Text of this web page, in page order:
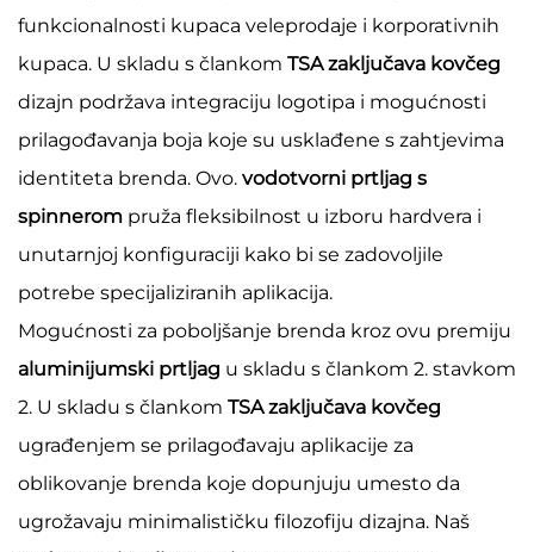
funkcionalnosti kupaca veleprodaje i korporativnih
kupaca. U skladu s člankom TSA zaključava kovčeg
dizajn podržava integraciju logotipa i mogućnosti
prilagođavanja boja koje su usklađene s zahtjevima
identiteta brenda. Ovo. vodotvorni prtljag s
spinnerom pruža fleksibilnost u izboru hardvera i
unutarnjoj konfiguraciji kako bi se zadovoljile
potrebe specijaliziranih aplikacija.
Mogućnosti za poboljšanje brenda kroz ovu premiju
aluminijumski prtljag u skladu s člankom 2. stavkom
2. U skladu s člankom TSA zaključava kovčeg
ugrađenjem se prilagođavaju aplikacije za
oblikovanje brenda koje dopunjuju umesto da
ugrožavaju minimalističku filozofiju dizajna. Naš